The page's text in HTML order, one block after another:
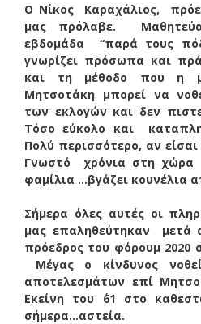
Ο Νίκος Καραχάλιος,
μας πρόλαβε.
εβδομάδα
“παρά τους
γνωρίζει πρόσωπα και
και τη μέθοδο που η
Μητσοτάκη μπορεί να
των εκλογών και δεν
Τόσο εύκολο και
Πολύ περισσότερο, αν
Γνωστό χρόνια στη
φαμίλια …βγάζει κουνέλια
Σήμερα όλες αυτές οι
μας επαληθεύτηκαν μετά
πρόεδρος του φόρουμ 2020
Μέγας ο κίνδυνος
αποτελεσμάτων επί
Εκείνη του ΄61 στο
σήμερα…αστεία.